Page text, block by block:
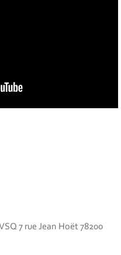
7 rue Jean Hoët 78200